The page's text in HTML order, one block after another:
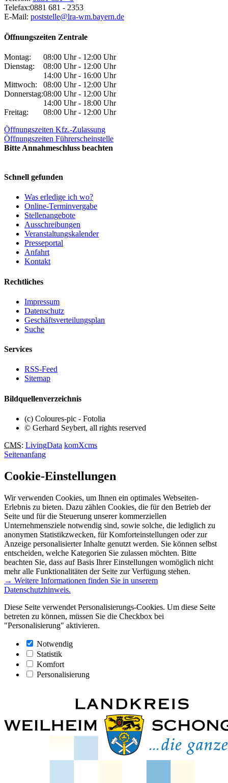
Telefax:0881 681 - 2353
E-Mail: poststelle@lra-wm.bayern.de
Öffnungszeiten Zentrale
Montag:
08:00 Uhr - 12:00 Uhr
Dienstag:
08:00 Uhr - 12:00 Uhr
14:00 Uhr - 16:00 Uhr
Mittwoch:
08:00 Uhr - 12:00 Uhr
Donnerstag:08:00 Uhr - 12:00 Uhr
14:00 Uhr - 18:00 Uhr
Freitag:
08:00 Uhr - 12:00 Uhr
Öffnungszeiten Kfz.-Zulassung
Öffnungszeiten Führerscheinstelle
Bitte Annahmeschluss beachten
Schnell gefunden
Was erledige ich wo?
Online-Terminvergabe
Stellenangebote
Ausschreibungen
Veranstaltungskalender
Presseportal
Anfahrt
Kontakt
Rechtliches
Impressum
Datenschutz
Geschäftsverteilungsplan
Suche
Services
RSS-Feed
Sitemap
Bildquellenverzeichnis
(c) Coloures-pic - Fotolia
© Gerhard Seybert, all rights reserved
CMS: LivingData komXcms
Seitenanfang
Cookie-Einstellungen
Wir verwenden Cookies, um Ihnen ein optimales Webseiten-
Erlebnis zu bieten. Dazu zählen Cookies, die für den Betrieb der
Seite und für die Steuerung unserer kommerziellen
Unternehmensziele notwendig sind, sowie solche, die lediglich zu
anonymen Statistikzwecken, für Komforteinstellungen oder zur
Anzeige personalisierter Inhalte genutzt werden. Sie können selbst
entscheiden, welche Kategorien Sie zulassen möchten. Bitte
beachten Sie, dass auf Basis Ihrer Einstellungen womöglich nicht
mehr alle Funktionalitäten der Seite zur Verfügung stehen.
→ Weitere Informationen finden Sie in unserem
Datenschutzhinweis.
Diese Seite verwendet Personalisierungs-Cookies. Um diese Seite
betreten zu können, müssen Sie die Checkbox bei
"Personalisierung" aktivieren.
Notwendig
Statistik
Komfort
Personalisierung